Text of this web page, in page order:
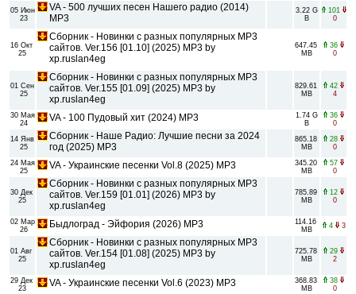
05 Июн
23
VA - 500 лучших песен Нашего радио (2014)
MP3
3.22 G
B
101
0
16 Окт
25
Сборник - Новинки с разных популярных MP3
сайтов. Ver.156 [01.10] (2025) MP3 by
xp.ruslan4eg
647.45
MB
36
0
01 Сен
25
Сборник - Новинки с разных популярных MP3
сайтов. Ver.155 [01.09] (2025) MP3 by
xp.ruslan4eg
829.61
MB
42
4
30 Мая
24
VA - 100 Пудовый хит (2024) MP3
1.74 G
B
36
0
14 Янв
25
Сборник - Наше Радио: Лучшие песни за 2024
год (2025) MP3
865.18
MB
28
0
24 Мая
25
VA - Украинские песенки Vol.8 (2025) MP3
345.20
MB
57
0
30 Дек
25
Сборник - Новинки с разных популярных MP3
сайтов. Ver.159 [01.01] (2026) MP3 by
xp.ruslan4eg
785.89
MB
12
0
02 Мар
26
Быдлоград - Эйфория (2026) MP3
114.16
MB
4 3
01 Авг
25
Сборник - Новинки с разных популярных MP3
сайтов. Ver.154 [01.08] (2025) MP3 by
xp.ruslan4eg
725.78
MB
29
2
29 Дек
23
VA - Украинские песенки Vol.6 (2023) MP3
368.83
MB
38
0